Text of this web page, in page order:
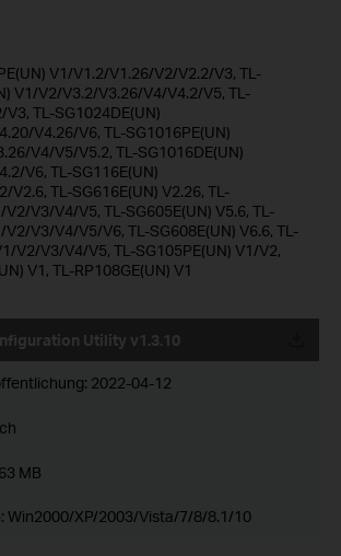
V1/V1.2/V1.26/V2/V2.2/V3, TL-
V1/V2/V3.2/V3.26/V4/V4.2/V5, TL-
V3, TL-SG1024DE(UN)
V4.26/V6, TL-SG1016PE(UN)
V4/V5/V5.2, TL-SG1016DE(UN)
V6, TL-SG116E(UN)
V2.6, TL-SG616E(UN) V2.26, TL-
V2/V3/V4/V5, TL-SG605E(UN) V5.6, TL-
V2/V3/V4/V5/V6, TL-SG608E(UN) V6.6, TL-
V2/V3/V4/V5, TL-SG105PE(UN) V1/V2,
V1, TL-RP108GE(UN) V1
Utility v1.3.10
2022-04-12
MB
Win2000/XP/2003/Vista/7/8/8.1/10